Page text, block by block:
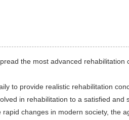
the most advanced
to provide realistic rehabilitation
in rehabilitation to a satisfied and
rapid changes in modern society, the